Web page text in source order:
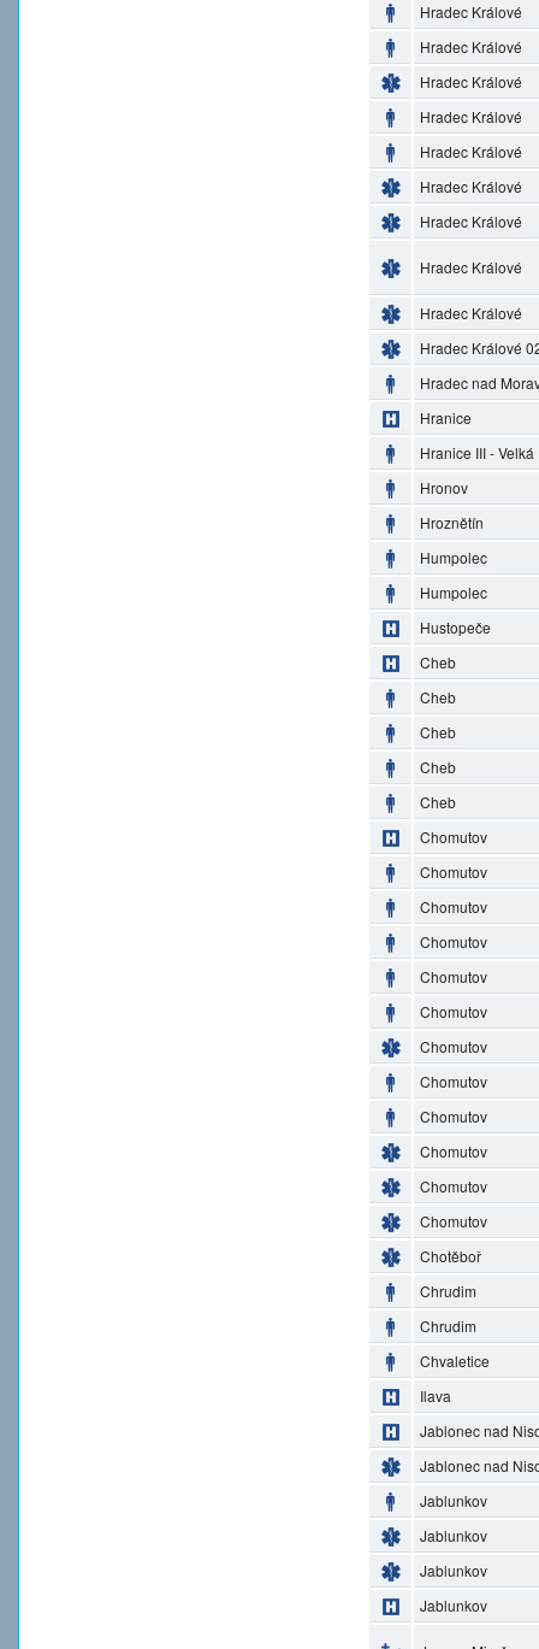
Hradec Králové
Hradec Králové
Hradec Králové
Hradec Králové
Hradec Králové
Hradec Králové
Hradec Králové
Hradec Králové
Hradec Králové
Hradec Králové
Hradec nad
Hranice
Hranice III - Velká
Hronov
Hroznětín
Humpolec
Humpolec
Hustopeče
Cheb
Cheb
Cheb
Cheb
Cheb
Chomutov
Chomutov
Chomutov
Chomutov
Chomutov
Chomutov
Chomutov
Chomutov
Chomutov
Chomutov
Chomutov
Chomutov
Chotěboř
Chrudim
Chrudim
Chvaletice
Ilava
Jablonec nad
Jablonec nad
Jablunkov
Jablunkov
Jablunkov
Jablunkov